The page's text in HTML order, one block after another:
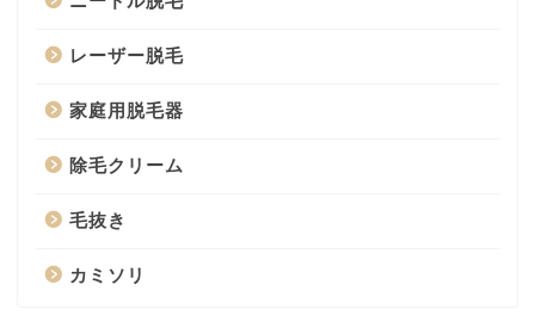
レーザー脱毛
家庭用脱毛器
除毛クリーム
毛抜き
カミソリ